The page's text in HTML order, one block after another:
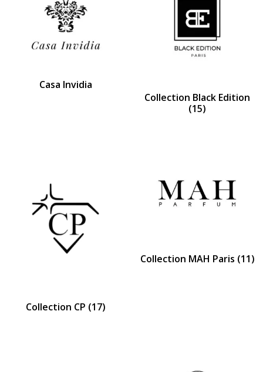
Casa Invidia
Collection Black Edition
(15)
Collection CP (17)
Collection MAH Paris (11)